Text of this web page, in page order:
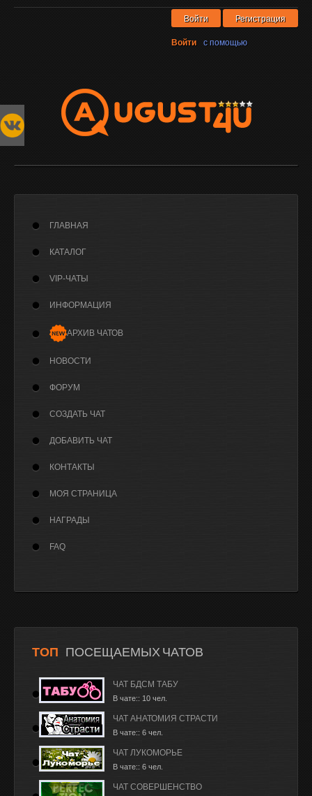
Войти Регистрация
Войти с помощью
ГЛАВНАЯ
КАТАЛОГ
VIP-ЧАТЫ
ИНФОРМАЦИЯ
АРХИВ ЧАТОВ
НОВОСТИ
ФОРУМ
СОЗДАТЬ ЧАТ
ДОБАВИТЬ ЧАТ
КОНТАКТЫ
МОЯ СТРАНИЦА
НАГРАДЫ
FAQ
ТОП ПОСЕЩАЕМЫХ ЧАТОВ
ЧАТ БДСМ ТАБУ
В чате:: 10 чел.
ЧАТ АНАТОМИЯ СТРАСТИ
В чате:: 6 чел.
ЧАТ ЛУКОМОРЬЕ
В чате:: 6 чел.
ЧАТ СОВЕРШЕНСТВО